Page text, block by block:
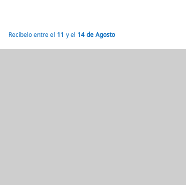
Recíbelo entre el 11 y el 14 de Agosto